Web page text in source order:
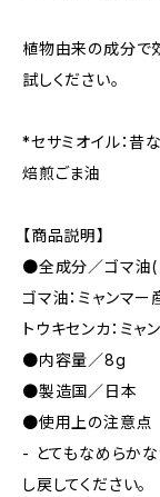
植物由来の成分で
試しください。
*セサミオイル：昔
焙煎ごま油
【商品説明】
●全成分／ゴマ油(
ゴマ油：ミャンマ
トウキセンカ：ミャ
●内容量／8g
●製造国／日本
●使用上の注意点
- とてもなめらかな
し戻してください。